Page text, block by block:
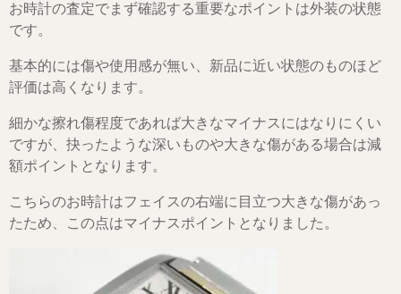
お時計の査定でまず確認する重要なポイントは外装の状態
です。
基本的には傷や使用感が無い、新品に近い状態のものほど
評価は高くなります。
細かな擦れ傷程度であれば大きなマイナスにはなりにくい
ですが、抉ったような深いものや大きな傷がある場合は減
額ポイントとなります。
こちらのお時計はフェイスの右端に目立つ大きな傷があっ
たため、この点はマイナスポイントとなりました。